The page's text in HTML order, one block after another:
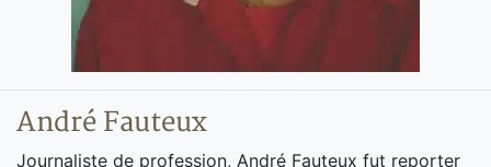
André Fauteux
Journaliste de profession, André Fauteux fut reporter